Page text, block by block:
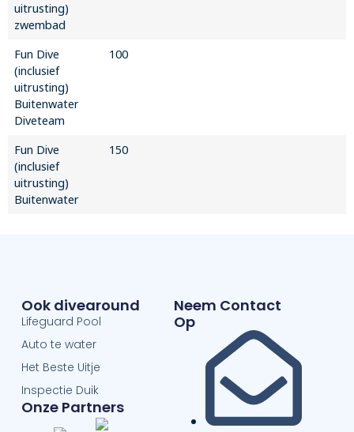
uitrusting)
zwembad
Fun Dive
(inclusief
uitrusting)
Buitenwater
Diveteam
100
Fun Dive
(inclusief
uitrusting)
Buitenwater
150
Ook divearound
Lifeguard Pool
Auto te water
Het Beste Uitje
Inspectie Duik
Onze Partners
Neem Contact
Op